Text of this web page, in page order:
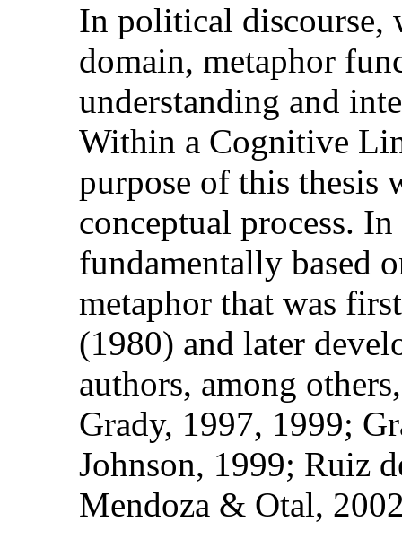
In political discourse,
domain, metaphor
understanding and
Within a Cognitive
purpose of this thesis
conceptual process.
fundamentally based
metaphor that was
(1980) and later
authors, among
Grady, 1997, 1999;
Johnson, 1999; Ruiz
Mendoza & Otal,